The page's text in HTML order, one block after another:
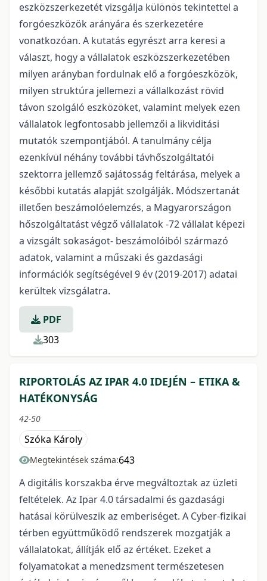
eszközszerkezetét vizsgálja különös tekintettel a
forgóeszközök arányára és szerkezetére
vonatkozóan. A kutatás egyrészt arra keresi a
választ, hogy a vállalatok eszközszerkezetében
milyen arányban fordulnak elő a forgóeszközök,
milyen struktúra jellemezi a vállalkozást rövid
távon szolgáló eszközöket, valamint melyek ezen
vállalatok legfontosabb jellemzői a likviditási
mutatók szempontjából. A tanulmány célja
ezenkívül néhány további távhőszolgáltatói
szektorra jellemző sajátosság feltárása, melyek a
későbbi kutatás alapját szolgálják. Módszertanát
illetően beszámolóelemzés, a Magyarországon
hőszolgáltatást végző vállalatok -72 vállalat képezi
a vizsgált sokaságot- beszámolóiból származó
adatok, valamint a műszaki és gazdasági
információk segítségével 9 év (2019-2017) adatai
kerültek vizsgálatra.
PDF
303
RIPORTOLÁS AZ IPAR 4.0 IDEJÉN – ETIKA &
HATÉKONYSÁG
42-50
Szóka Károly
Megtekintések száma:643
A digitális korszakba érve megváltoztak az üzleti
feltételek. Az Ipar 4.0 társadalmi és gazdasági
hatásai körülveszik az emberiséget. A Cyber-fizikai
térben együttműködő rendszerek mozgatják a
vállalatokat, állítják elő az értéket. Ezeket a
folyamatokat a menedzsment természetesen